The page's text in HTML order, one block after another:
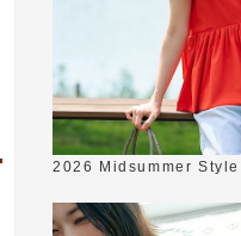
2026 Midsummer